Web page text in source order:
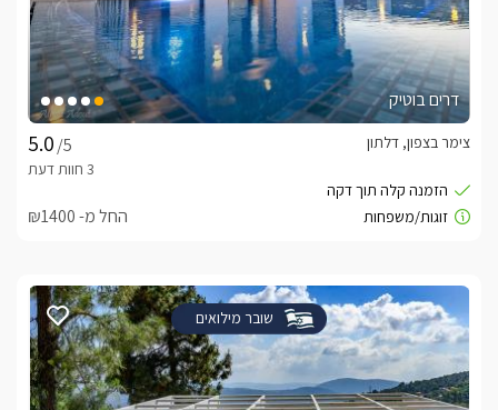
דרים בוטיק
/5
צימר בצפון, דלתון
החל מ- ₪1400
שובר מילואים